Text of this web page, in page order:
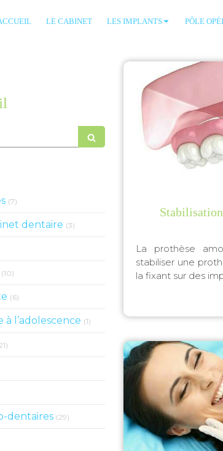
LE CABINET LES IMPLANTS PÔLE
La prothèse
stabiliser une
la fixant sur des
(7)
dentaire (3)
(10)
(6)
à l’adolescence (1) Articles Count
dentaires (29)